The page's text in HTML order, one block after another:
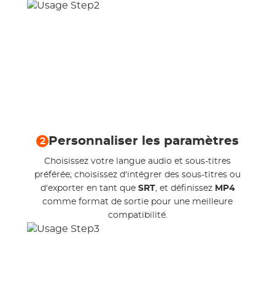
2 Personnaliser les paramètres
Choisissez votre langue audio et sous-titres
préférée; choisissez d'intégrer des sous-titres ou
d'exporter en tant que SRT, et définissez MP4
comme format de sortie pour une meilleure
compatibilité.